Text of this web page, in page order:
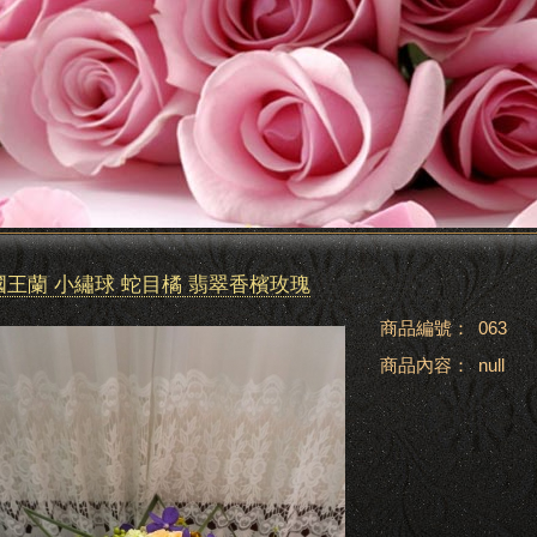
王蘭 小繡球 蛇目橘 翡翠香檳玫瑰
商品編號： 063
商品內容： null